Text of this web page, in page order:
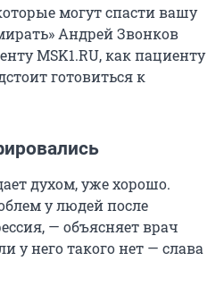
могут спасти вашу
Андрей Звонков
MSK1.RU, как пациенту
готовиться к
духом, уже хорошо.
у людей после
— объясняет врач
у него такого нет — слава